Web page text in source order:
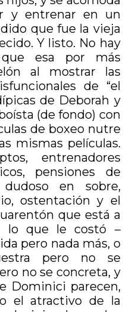
y entrenar en un
que fue la vieja
Y listo. No hay
esa por más
al mostrar las
de “el
de Deborah y
(de fondo) con
de boxeo nutre
mismas películas.
entrenadores
pensiones de
en sobre,
ostentación y el
que está a
lo que le costó –
pero nada más, o
pero no se
no se concreta, y
Dominici parecen,
el atractivo de la